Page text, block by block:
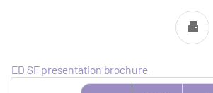
ED SF presentation brochure